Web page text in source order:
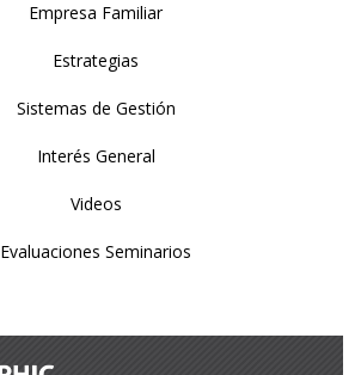
Empresa Familiar
Estrategias
Sistemas de Gestión
Interés General
Videos
Evaluaciones Seminarios